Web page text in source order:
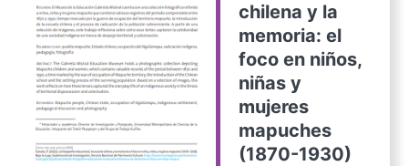
chilena y la
memoria: el
foco en niños,
niñas y
mujeres
mapuches
(1870-1930)